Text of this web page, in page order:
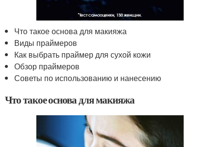
Что такое основа для макияжа
Виды праймеров
Как выбрать праймер для сухой кожи
Обзор праймеров
Советы по использованию и нанесению
Что такое основа для макияжа